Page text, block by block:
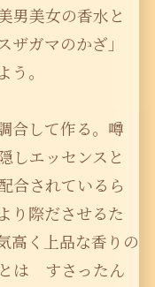
男美女の香水と
ザガマのかざ」
。
合して作る。噂
しエッセンスと
合されているら
り際ださせるた
高く上品な香りの
は すさったん